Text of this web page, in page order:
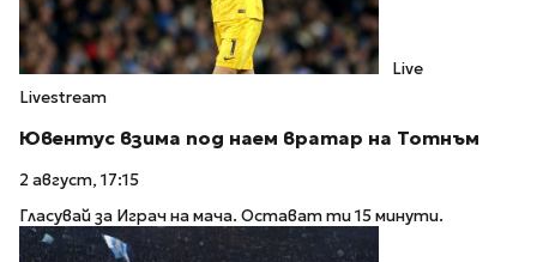
Live
Livestream
Ювентус взима под наем вратар на Тотнъм
2 август, 17:15
Гласувай за Играч на мача. Остават ти 15 минути.